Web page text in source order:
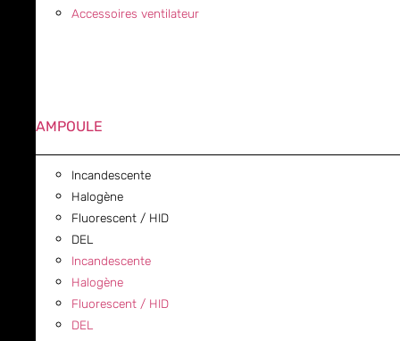
Accessoires ventilateur
AMPOULE
Incandescente
Halogène
Fluorescent / HID
DEL
Incandescente
Halogène
Fluorescent / HID
DEL